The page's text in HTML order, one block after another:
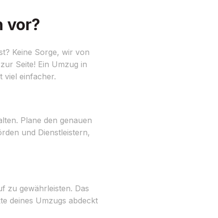
vor?
Keine Sorge, wir von
Seite! Ein Umzug in
viel einfacher.
Plane den genauen
und Dienstleistern,
zu gewährleisten. Das
deines Umzugs abdeckt